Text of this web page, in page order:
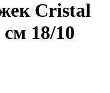
Cristal
18/10